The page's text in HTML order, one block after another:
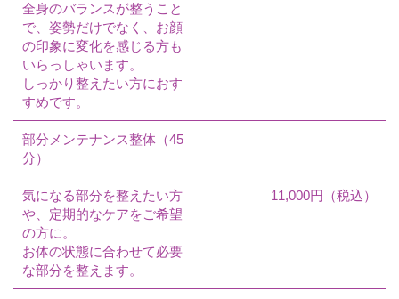
全身のバランスが整うこと
で、姿勢だけでなく、お顔
の印象に変化を感じる方も
いらっしゃいます。
しっかり整えたい方におす
すめです。
部分メンテナンス整体（45
分）
気になる部分を整えたい方
や、定期的なケアをご希望
の方に。
お体の状態に合わせて必要
な部分を整えます。
11,000円（税込）